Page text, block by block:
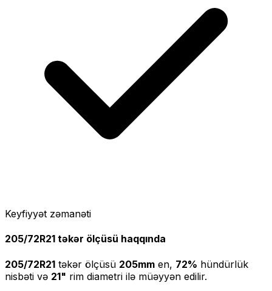
Keyfiyyət zəmanəti
205/72R21 təkər ölçüsü haqqında
205/72R21 təkər ölçüsü 205mm en, 72% hündürlük
nisbəti və 21" rim diametri ilə müəyyən edilir.